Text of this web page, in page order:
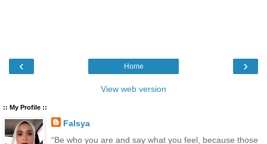
‹ ›
Home
View web version
:: My Profile ::
Falsya
“Be who you are and say what you feel, because those